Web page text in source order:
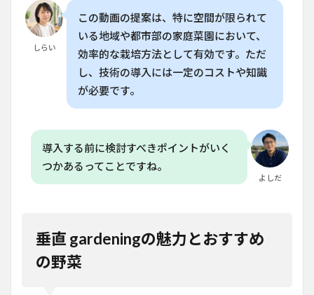
しらい
この動画の提案は、特に空間が限られて
いる地域や都市部の家庭菜園において、
効率的な栽培方法として有効です。ただ
し、技術の導入には一定のコストや知識
が必要です。
よしだ
導入する前に検討すべきポイントがいく
つかあるってことですね。
垂直 gardeningの魅力とおすすめ
の野菜